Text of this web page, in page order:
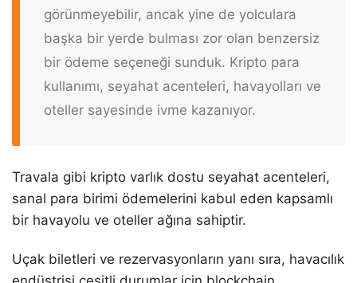
görünmeyebilir, ancak yine de yolculara
başka bir yerde bulması zor olan benzersiz
bir ödeme seçeneği sunduk. Kripto para
kullanımı, seyahat acenteleri, havayolları ve
oteller sayesinde ivme kazanıyor.
Travala gibi kripto varlık dostu seyahat acenteleri,
sanal para birimi ödemelerini kabul eden kapsamlı
bir havayolu ve oteller ağına sahiptir.
Uçak biletleri ve rezervasyonların yanı sıra, havacılık